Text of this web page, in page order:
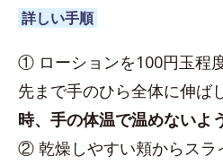
詳しい手順
① ローションを100円玉程
先まで手のひら全体に伸ば
時、手の体温で温めないよ
② 乾燥しやすい頬からスラ